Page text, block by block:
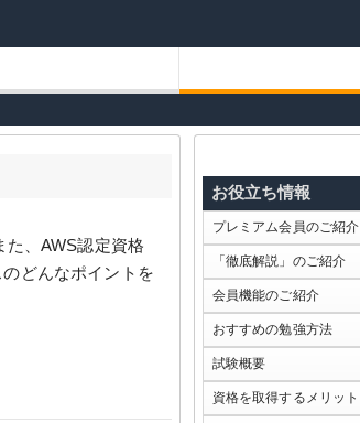
た、AWS認定資格
どんなポイントを
お役立ち情報
プレミアム会員のご紹介
「徹底解説」のご紹介
会員機能のご紹介
おすすめの勉強方法
試験概要
資格を取得するメリット